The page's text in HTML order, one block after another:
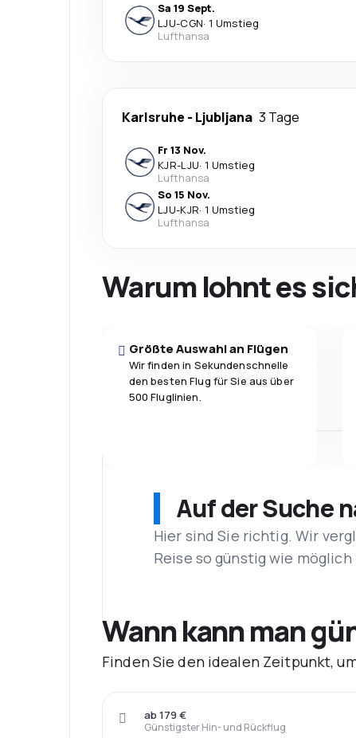
Sa 19 Sept.
LJU-CGN· 1 Umstieg
Lufthansa
Karlsruhe - Ljubljana 3 Tage
Fr 13 Nov.
KJR-LJU· 1 Umstieg
Lufthansa
So 15 Nov.
LJU-KJR· 1 Umstieg
Lufthansa
Warum lohnt es
Größte Auswahl an Flügen
Wir finden in Sekundenschnelle
den besten Flug für Sie aus über
500 Fluglinien.
Auf der Suche
Hier sind Sie richtig. Wir
Reise so günstig wie
Wann kann man
Finden Sie den idealen Zeitpunkt,
Günstigster Hin- und Rückflug
ab 179 €